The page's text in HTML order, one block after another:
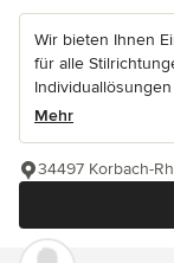
Wir bieten Ihnen
für alle
Mehr
34497 Korbach-